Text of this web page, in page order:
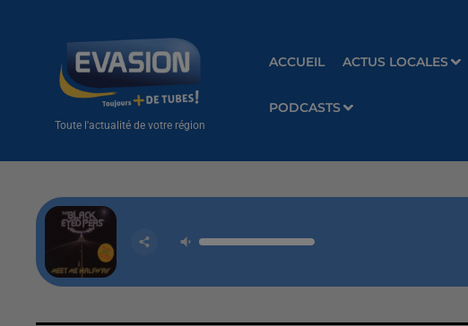
Toute l'actualité de votre région
ACCUEIL ACTUS LOCALES
PODCASTS